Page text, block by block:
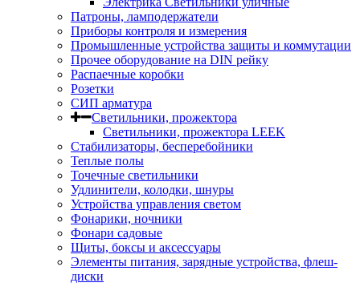
Патроны, ламподержатели
Приборы контроля и измерения
Промышленные устройства защиты и коммутации
Прочее оборудование на DIN рейку
Распаечные коробки
Розетки
СИП арматура
Светильники, прожектора
Светильники, прожектора LEEK
Стабилизаторы, бесперебойники
Теплые полы
Точечные светильники
Удлинители, колодки, шнуры
Устройства управления светом
Фонарики, ночники
Фонари садовые
Щиты, боксы и аксессуары
Элементы питания, зарядные устройства, флеш-
диски